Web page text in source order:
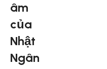
âm
của
Nhật
Ngân